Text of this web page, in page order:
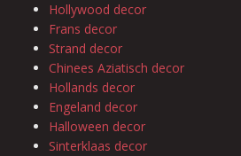
Hollywood decor
Frans decor
Strand decor
Chinees Aziatisch decor
Hollands decor
Engeland decor
Halloween decor
Sinterklaas decor